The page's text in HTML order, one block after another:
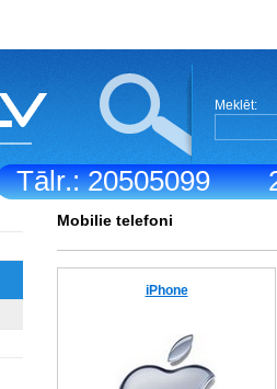
Tālr.: 20505099
Meklēt:
Mobilie telefoni
iPhone